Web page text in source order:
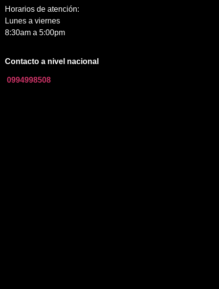
Horarios de atención:
Lunes a viernes
8:30am a 5:00pm
Contacto a nivel nacional
0994998508